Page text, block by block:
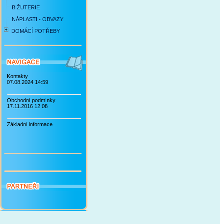
BIŽUTERIE
NÁPLASTI - OBVAZY
DOMÁCÍ POTŘEBY
Kontakty
07.08.2024 14:59
Obchodní podmínky
17.11.2016 12:08
Základní informace